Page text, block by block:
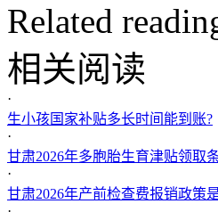
Related
相关阅读
·
生小孩国家补贴多长时间能到账?
·
甘肃2026年多胞胎生育津贴领取
·
甘肃2026年产前检查费报销政策